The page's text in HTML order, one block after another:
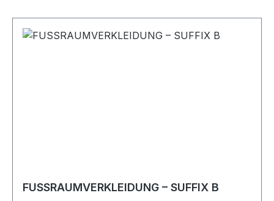
FUSSRAUMVERKLEIDUNG – SUFFIX B